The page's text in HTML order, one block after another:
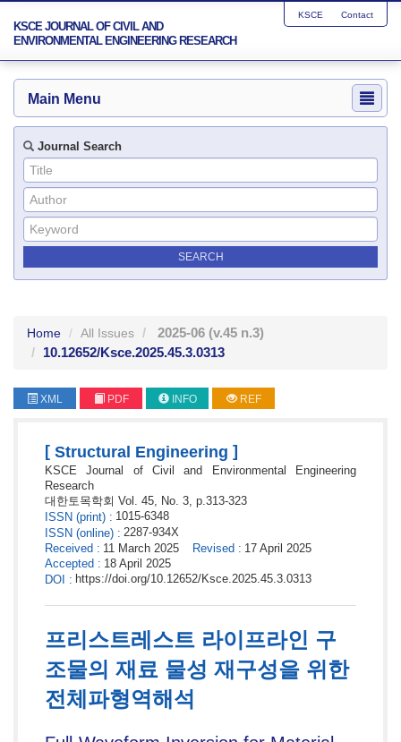
KSCE JOURNAL OF CIVIL AND
ENVIRONMENTAL ENGINEERING RESEARCH
KSCE Contact
Main Menu
Journal Search
Home All Issues 2025-06 (v.45 n.3)
10.12652/Ksce.2025.45.3.0313
XML PDF INFO REF
[ Structural Engineering ]
KSCE Journal of Civil and Environmental Engineering
Research
대한토목학회 Vol. 45, No. 3, p.313-323
ISSN (print) : 1015-6348
ISSN (online) : 2287-934X
Received : 11 March 2025 Revised : 17 April 2025
Accepted : 18 April 2025
DOI : https://doi.org/10.12652/Ksce.2025.45.3.0313
프리스트레스트 라이프라인 구
조물의 재료 물성 재구성을 위한
전체파형역해석